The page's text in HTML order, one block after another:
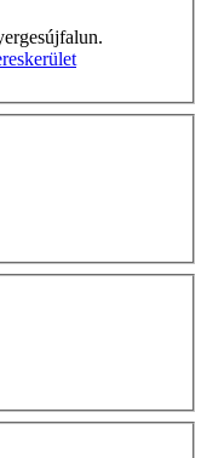
Nyergesújfalun.